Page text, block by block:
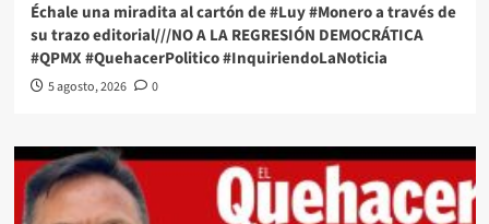
Échale una miradita al cartón de #Luy #Monero a través de
su trazo editorial///NO A LA REGRESIÓN DEMOCRÁTICA
#QPMX #QuehacerPolitico #InquiriendoLaNoticia
5 agosto, 2026 0